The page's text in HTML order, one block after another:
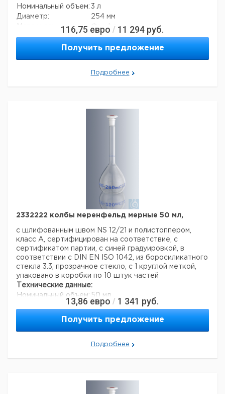
Номинальный объем: 3 л
Диаметр:
254 мм
Фарфор
Высота:
105 мм
4250317316790
116,75 евро / 11 294 руб.
Получить предложение
Подробнее
2332222 колбы меренфельд мерные 50 мл,
с шлифованным швом NS 12/21 и полистоппером,
класс A, сертифицирован на соответствие, с
сертификатом партии, с синей градуировкой, в
соответствии с DIN EN ISO 1042, из боросиликатного
стекла 3.3, прозрачное стекло, с 1 круглой меткой,
упаковано в коробки по 10 штук частей
Технические данные:
Номинальный объем: 50 мл
NS 12/21
Материал:
Боросиликатное стекло 3.3
Кристально чистый
4250317305756
13,86 евро / 1 341 руб.
Получить предложение
Подробнее